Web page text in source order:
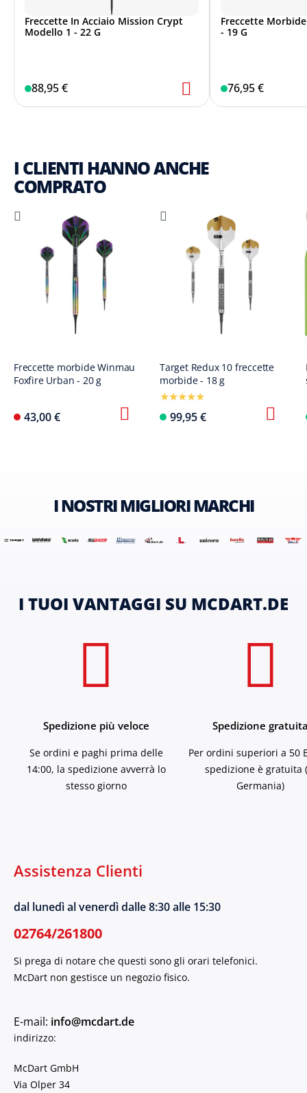
Freccette In Acciaio Mission Crypt
Modello 1 - 22 G
88,95 €
Freccette
- 19 G
76,95 €
I CLIENTI HANNO ANCHE
COMPRATO
Freccette morbide Winmau
Foxfire Urban - 20 g
43,00 €
Target Redux 10 freccette
morbide - 18 g
99,95 €
I NOSTRI MIGLIORI MARCHI
I TUOI VANTAGGI SU MCDART.DE
Spedizione più veloce
Se ordini e paghi prima delle
14:00, la spedizione avverrà lo
stesso giorno
Spedizione
Per ordini superiori a 50
spedizione è gratuita
Germania)
Assistenza Clienti
dal lunedì al venerdì dalle 8:30 alle 15:30
02764/261800
Si prega di notare che questi sono gli orari telefonici.
McDart non gestisce un negozio fisico.
E-mail: info@mcdart.de
indirizzo:
McDart GmbH
Via Olper 34